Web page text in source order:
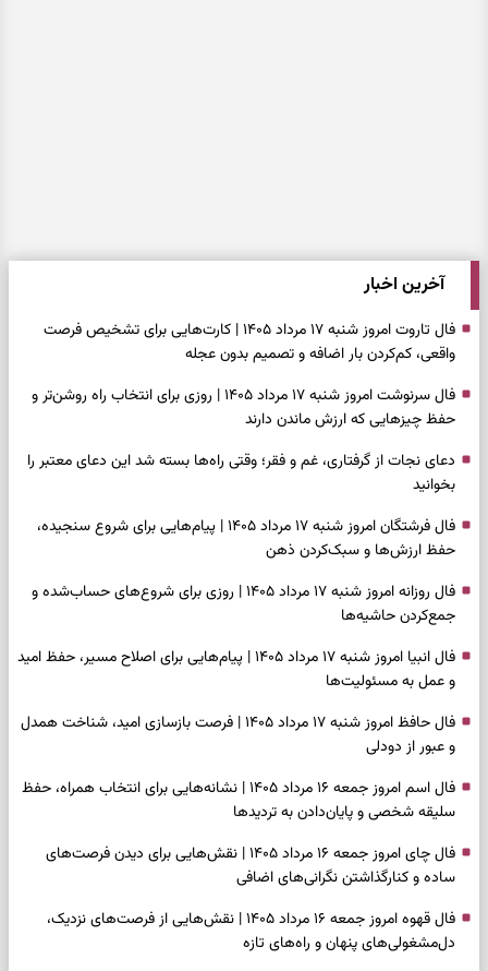
آخرین اخبار
فال تاروت امروز شنبه ۱۷ مرداد ۱۴۰۵ | کارت‌هایی برای تشخیص فرصت
واقعی، کم‌کردن بار اضافه و تصمیم بدون عجله
فال سرنوشت امروز شنبه ۱۷ مرداد ۱۴۰۵ | روزی برای انتخاب راه روشن‌تر و
حفظ چیزهایی که ارزش ماندن دارند
دعای نجات از گرفتاری، غم و فقر؛ وقتی راه‌ها بسته شد این دعای معتبر را
بخوانید
فال فرشتگان امروز شنبه ۱۷ مرداد ۱۴۰۵ | پیام‌هایی برای شروع سنجیده،
حفظ ارزش‌ها و سبک‌کردن ذهن
فال روزانه امروز شنبه ۱۷ مرداد ۱۴۰۵ | روزی برای شروع‌های حساب‌شده و
جمع‌کردن حاشیه‌ها
فال انبیا امروز شنبه ۱۷ مرداد ۱۴۰۵ | پیام‌هایی برای اصلاح مسیر، حفظ امید
و عمل به مسئولیت‌ها
فال حافظ امروز شنبه ۱۷ مرداد ۱۴۰۵ | فرصت بازسازی امید، شناخت همدل
و عبور از دودلی
فال اسم امروز جمعه ۱۶ مرداد ۱۴۰۵ | نشانه‌هایی برای انتخاب همراه، حفظ
سلیقه شخصی و پایان‌دادن به تردیدها
فال چای امروز جمعه ۱۶ مرداد ۱۴۰۵ | نقش‌هایی برای دیدن فرصت‌های
ساده و کنارگذاشتن نگرانی‌های اضافی
فال قهوه امروز جمعه ۱۶ مرداد ۱۴۰۵ | نقش‌هایی از فرصت‌های نزدیک،
دل‌مشغولی‌های پنهان و راه‌های تازه